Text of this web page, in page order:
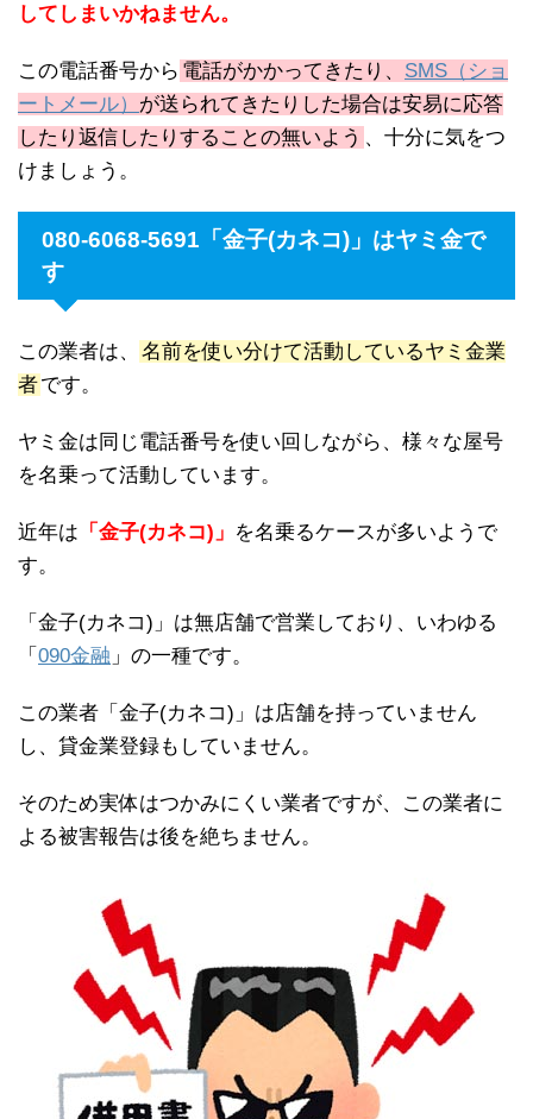
してしまいかねません。
この電話番号から 電話がかかってきたり、 SMS（ショ
ートメール） が送られてきたりした場合は安易に応答
したり返信したりすることの無いよう 、十分に気をつ
けましょう。
080-6068-5691「金子(カネコ)」はヤミ金で
す
この業者は、
名前を使い分けて活動しているヤミ金業
者です。
ヤミ金は同じ電話番号を使い回しながら、様々な屋号
を名乗って活動しています。
近年は 「金子(カネコ)」 を名乗るケースが多いようで
す。
「金子(カネコ)」は無店舗で営業しており、いわゆる
「 090金融 」の一種です。
この業者「金子(カネコ)」は店舗を持っていません
し、貸金業登録もしていません。
そのため実体はつかみにくい業者ですが、この業者に
よる被害報告は後を絶ちません。